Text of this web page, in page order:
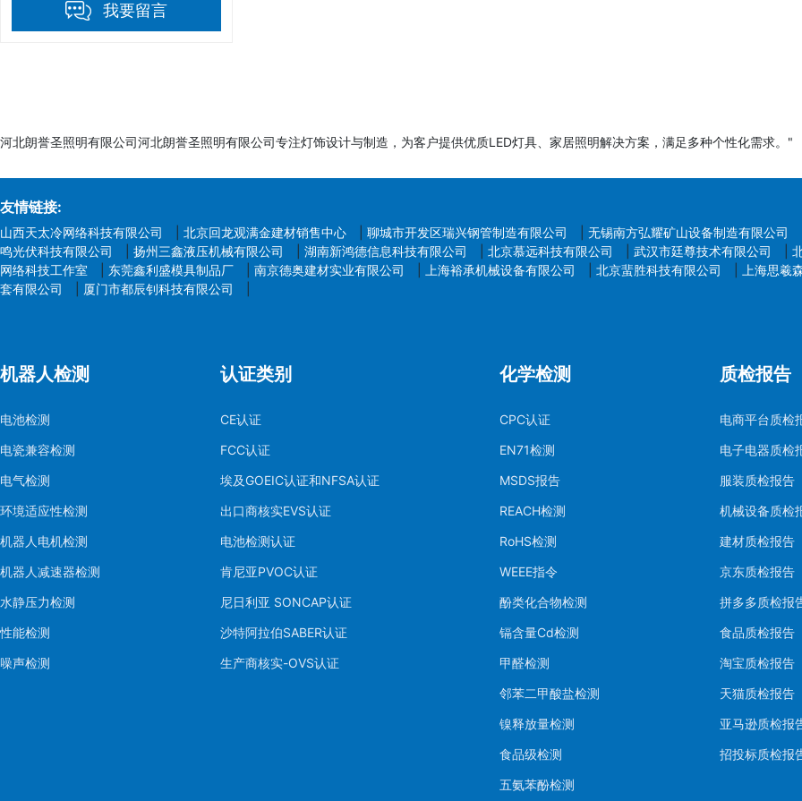
我要留言
河北朗誉圣照明有限公司河北朗誉圣照明有限公司专注灯饰设计与制造，为客户提供优质LED灯具、家居照明解决方案，满足多种个性化需求。"
友情链接:
山西天太冷网络科技有限公司 北京回龙观满金建材销售中心 聊城市开发区瑞兴钢管制造有限公司 无锡南方弘耀矿山设备制造有限公司
鸣光伏科技有限公司
扬州三鑫液压机械有限公司 湖南新鸿德信息科技有限公司 北京慕远科技有限公司 武汉市廷尊技术有限公司
网络科技工作室
东莞鑫利盛模具制品厂 南京德奥建材实业有限公司 上海裕承机械设备有限公司 北京蜚胜科技有限公司
上海思羲
套有限公司
厦门市都辰钊科技有限公司
机器人检测
电池检测
电瓷兼容检测
电气检测
环境适应性检测
机器人电机检测
机器人减速器检测
水静压力检测
性能检测
噪声检测
认证类别
CE认证
FCC认证
埃及GOEIC认证和NFSA认证
出口商核实EVS认证
电池检测认证
肯尼亚PVOC认证
尼日利亚 SONCAP认证
沙特阿拉伯SABER认证
生产商核实-OVS认证
化学检测
CPC认证
EN71检测
MSDS报告
REACH检测
RoHS检测
WEEE指令
酚类化合物检测
镉含量Cd检测
甲醛检测
邻苯二甲酸盐检测
镍释放量检测
食品级检测
五氨苯酚检测
质检报告
电商平台质检
电子电器质检
服装质检报告
机械设备质检
建材质检报告
京东质检报告
拼多多质检报
食品质检报告
淘宝质检报告
天猫质检报告
亚马逊质检报
招投标质检报